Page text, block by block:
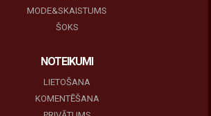
MODE&SKAISTUMS
ŠOKS
NOTEIKUMI
LIETOŠANA
KOMENTĒŠANA